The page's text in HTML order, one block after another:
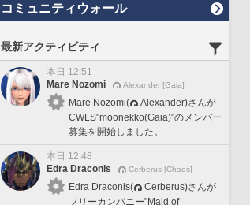
コミュニティウォール
最新アクティビティ
本日 12:51
Mare Nozomi
Alexander [Gaia]
Mare Nozomi(
Alexander)さんが
CWLS"moonekko(Gaia)"のメンバー
募集を開始しました。
本日 12:48
Edra Draconis
Cerberus [Chaos]
Edra Draconis(
Cerberus)さんが
フリーカンパニー"Maid of